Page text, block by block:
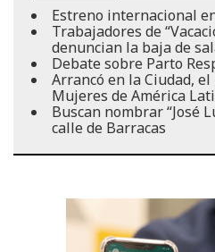
Estreno internacional
Trabajadores de
denuncian la baja de
Debate sobre Parto
Arrancó en la Ciudad, el
Mujeres de América
Buscan nombrar “José
calle de Barracas